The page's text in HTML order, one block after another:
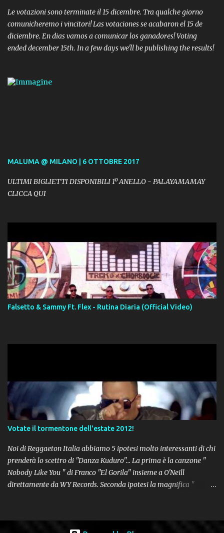
Le votazioni sono terminate il 15 dicembre. Tra qualche giorno
comunicheremo i vincitori! Las votaciones se acabaron el 15 de
diciembre. En dias vamos a comunicar los ganadores! Voting
ended december 15th. In a few days we'll be publishing the results!
MALUMA @ MILANO | 6 OTTOBRE 2017
ULTIMI BIGLIETTI DISPONIBILI 1º ANELLO - PALAYAMAMAY
CLICCA QUI
Falsetto & Sammy Ft. Flex - Rutina Diaria (Official Video)
Votate il tormentone dell'estate 2012!
Noi di Reggaeton Italia abbiamo 5 ipotesi molto interessanti di chi
prenderà lo scettro di "Danza Kuduro"... La prima è la canzone "
Nobody Like You " di Franco "El Gorila" insieme a O'Neill
direttamente da WY Records. Seconda ipotesi la magnifica "
potenziali hits della prossima estate, " Follow The Leader " del trio